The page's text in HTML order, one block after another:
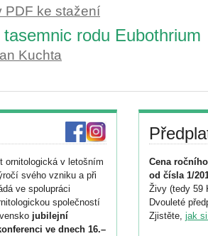
PDF ke stažení
rodu Eubothrium
Kuchta
ornitologická v letošním
svého vzniku a při
ve spolupráci
společností
jubilejní
ve dnech 16.–
Cena
od čísla 1/
Živy (tedy 59
Dvouleté
Zjistěte, jak